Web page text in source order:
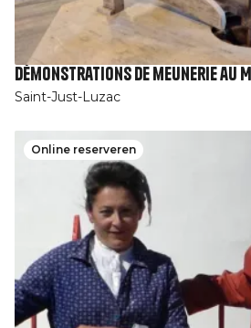
Démonstrations de meunerie au
Saint-Just-Luzac
Online reserveren